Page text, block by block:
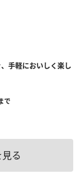
手軽においしく楽し
で
る